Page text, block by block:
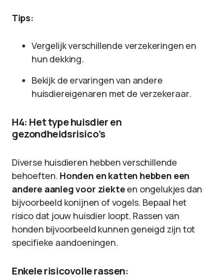
Tips:
Vergelijk verschillende verzekeringen en
hun dekking.
Bekijk de ervaringen van andere
huisdiereigenaren met de verzekeraar.
H4: Het type huisdier en
gezondheidsrisico’s
Diverse huisdieren hebben verschillende
behoeften. Honden en katten hebben een
andere aanleg voor ziekte en ongelukjes dan
bijvoorbeeld konijnen of vogels. Bepaal het
risico dat jouw huisdier loopt. Rassen van
honden bijvoorbeeld kunnen geneigd zijn tot
specifieke aandoeningen.
Enkele risicovolle rassen: